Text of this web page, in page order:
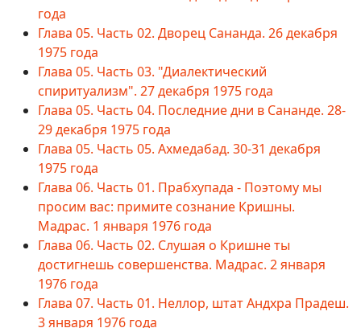
года
Глава 05. Часть 02. Дворец Сананда. 26 декабря
1975 года
Глава 05. Часть 03. "Диалектический
спиритуализм". 27 декабря 1975 года
Глава 05. Часть 04. Последние дни в Сананде. 28-
29 декабря 1975 года
Глава 05. Часть 05. Ахмедабад. 30-31 декабря
1975 года
Глава 06. Часть 01. Прабхупада - Поэтому мы
просим вас: примите сознание Кришны.
Мадрас. 1 января 1976 года
Глава 06. Часть 02. Слушая о Кришне ты
достигнешь совершенства. Мадрас. 2 января
1976 года
Глава 07. Часть 01. Неллор, штат Андхра Прадеш.
3 января 1976 года